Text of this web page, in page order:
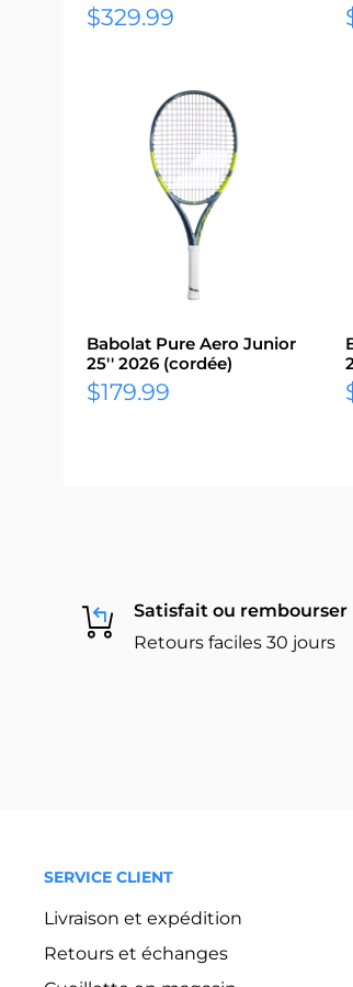
Prix
$329.99
Babolat Pure Aero Junior
25'' 2026 (cordée)
Prix
$179.99
Satisfait ou rembourser
Retours faciles 30 jours
SERVICE CLIENT
Livraison et expédition
Retours et échanges